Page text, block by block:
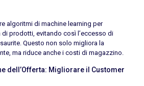
algoritmi di machine learning per
di prodotti, evitando così l’eccesso di
Questo non solo migliora la
ma riduce anche i costi di magazzino.
dell’Offerta: Migliorare il Customer